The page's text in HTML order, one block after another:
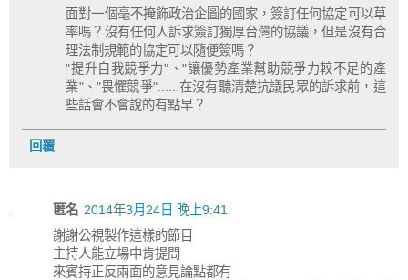
面對一個毫不掩飾政治企圖的國家，簽訂任何協定可以草
率嗎？沒有任何人訴求簽訂獨厚台灣的協議，但是沒有合
理法制規範的協定可以隨便簽嗎？
"提升自我競爭力"、"讓優勢產業幫助競爭力較不足的產
業"、"畏懼競爭"......在沒有聽清楚抗議民眾的訴求前，這
些話會不會說的有點早？
回覆
匿名 2014年3月24日 晚上9:41
謝謝公視製作這樣的節目
主持人能立場中肯提問
來賓持正反兩面的意見論點都有